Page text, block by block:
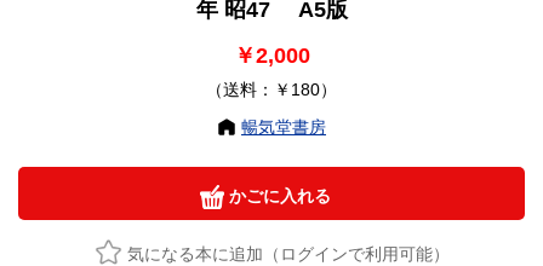
年 昭47 A5版
￥2,000
（送料：￥180）
暢気堂書房
かごに入れる
気になる本に追加（ログインで利用可能）